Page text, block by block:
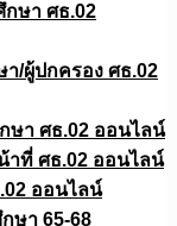
ษา ศธ.02
/ผู้ปกครอง ศธ.02
ษา ศธ.02 ออนไลน์
าที่ ศธ.02 ออนไลน์
ออนไลน์
ษา 65-68